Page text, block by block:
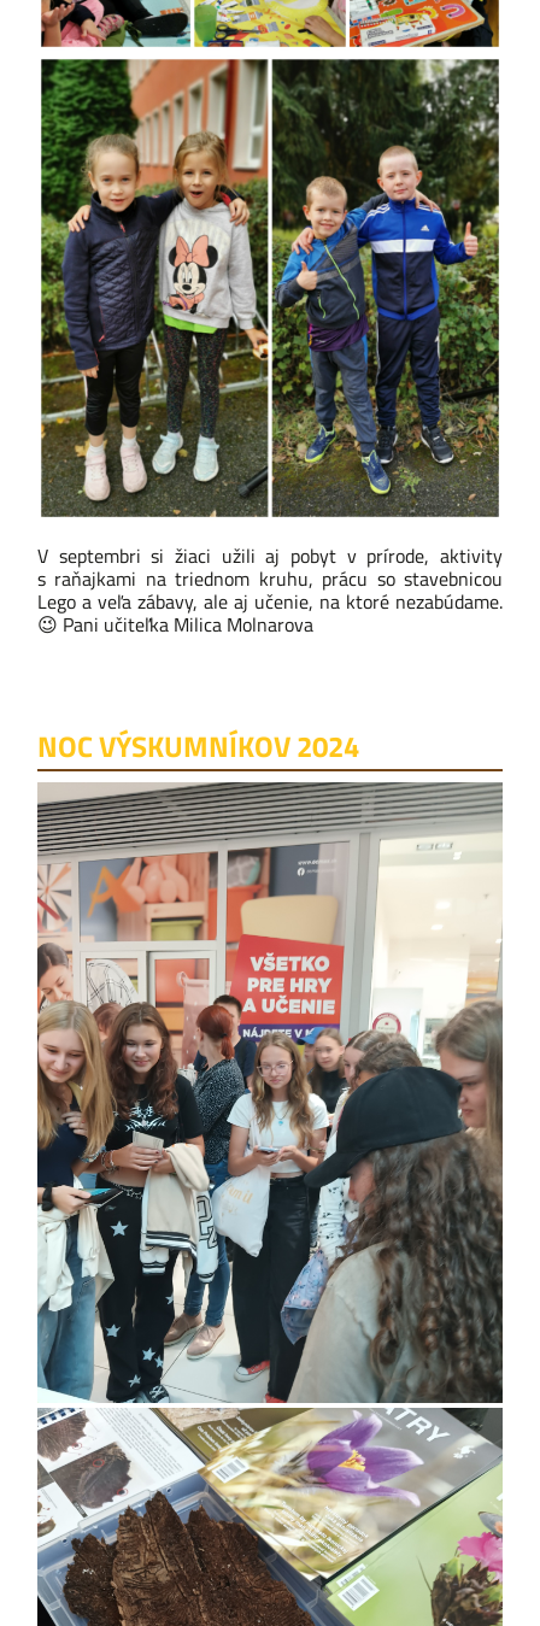
V septembri si žiaci užili aj pobyt v prírode, aktivity
s raňajkami na triednom kruhu, prácu so stavebnicou
Lego a veľa zábavy, ale aj učenie, na ktoré nezabúdame.
😉 Pani učiteľka Milica Molnarova
NOC VÝSKUMNÍKOV 2024